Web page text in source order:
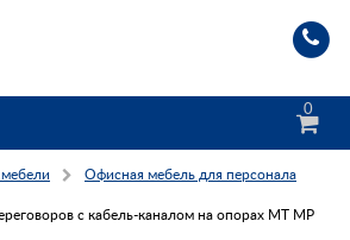
0
Офисная мебель для персонала
с кабель-каналом на опорах MT МР